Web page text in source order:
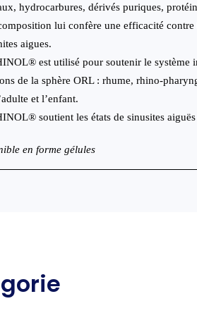
hydrocarbures, dérivés puriques,
lui confère une efficacité
aigues.
® est utilisé pour soutenir le système
de la sphère ORL : rhume, rhino-
et l’enfant.
® soutient les états de sinusites
en forme gélules